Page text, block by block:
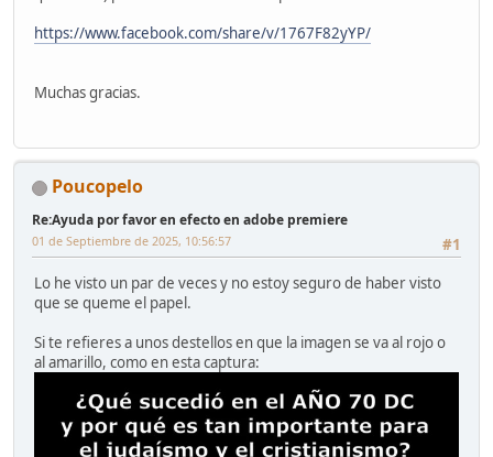
https://www.facebook.com/share/v/1767F82yYP/
Muchas gracias.
Poucopelo
Re:Ayuda por favor en efecto en adobe premiere
#1
01 de Septiembre de 2025, 10:56:57
Lo he visto un par de veces y no estoy seguro de haber visto
que se queme el papel.
Si te refieres a unos destellos en que la imagen se va al rojo o
al amarillo, como en esta captura: